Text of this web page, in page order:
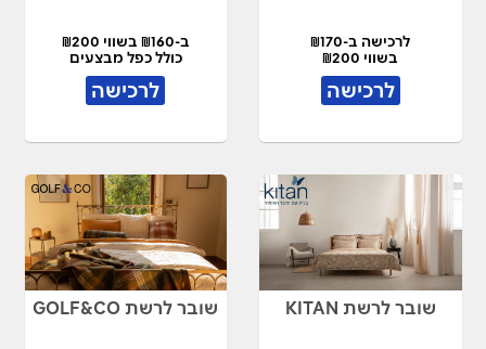
לרכישה ב-₪170
בשווי ₪200
לרכישה
ב-₪160 בשווי ₪200
כולל כפל מבצעים
לרכישה
שובר לרשת KITAN שובר לרשת GOLF&CO